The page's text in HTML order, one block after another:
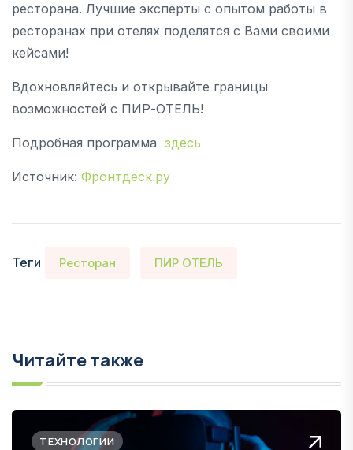
ресторана. Лучшие эксперты с опытом работы в
ресторанах при отелях поделятся с Вами своими
кейсами!
Вдохновляйтесь и открывайте границы
возможностей с ПИР-ОТЕЛЬ!
Подробная программа здесь
Источник: Фронтдеск.ру
Теги Ресторан ПИР ОТЕЛЬ
Читайте также
ТЕХНОЛОГИИ